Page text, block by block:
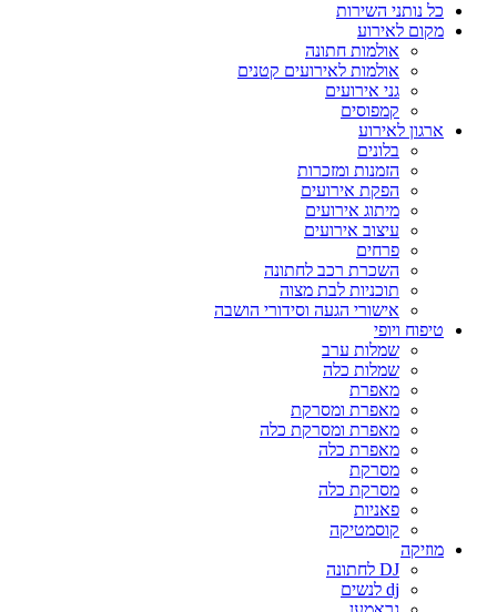
כל נותני השירות
מקום לאירוע
אולמות חתונה
אולמות לאירועים קטנים
גני אירועים
קמפוסים
ארגון לאירוע
בלונים
הזמנות ומזכרות
הפקת אירועים
מיתוג אירועים
עיצוב אירועים
פרחים
השכרת רכב לחתונה
תוכניות לבת מצוה
אישורי הגעה וסידורי הושבה
טיפוח ויופי
שמלות ערב
שמלות כלה
מאפרת
מאפרת ומסרקת
מאפרת ומסרקת כלה
מאפרת כלה
מסרקת
מסרקת כלה
פאניות
קוסמטיקה
מוזיקה
DJ לחתונה
dj לנשים